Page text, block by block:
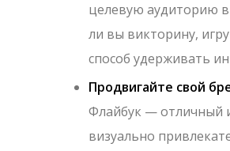
целевую аудиторию
ли вы викторину,
способ удерживать
Продвигайте свой
Флайбук — отличный
визуально